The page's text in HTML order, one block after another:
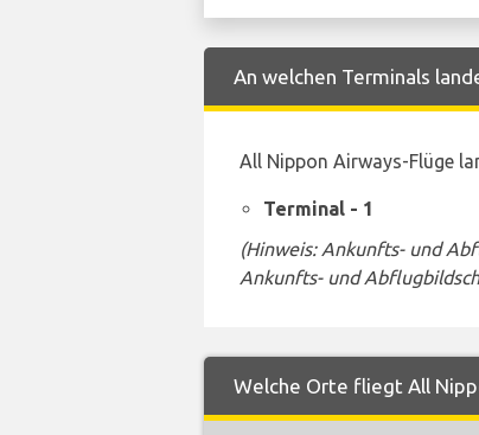
An welchen Terminals
All Nippon Airways-Flüge
Terminal - 1
(Hinweis: Ankunfts- und
Ankunfts- und
Welche Orte fliegt All